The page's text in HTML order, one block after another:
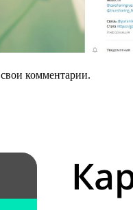
комментарии.